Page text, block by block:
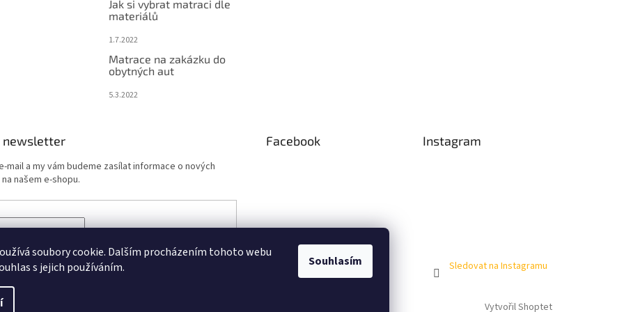
soubory cookie. Dalším procházením tohoto webu
s jejich používáním.
Souhlasím
Jak si vybrat matraci dle
materiálů
1.7.2022
Matrace na zakázku do
obytných aut
5.3.2022
newsletter
mail a my vám budeme zasílat informace o nových
našem e-shopu.
SE
Facebook Instagram
Sledovat na Instagramu
Vytvořil Shoptet